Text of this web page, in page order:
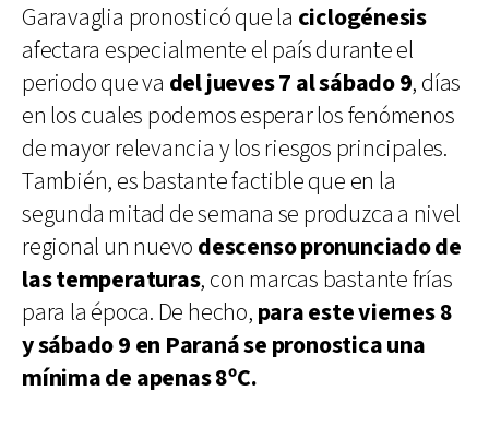
Garavaglia pronosticó que la ciclogénesis
afectara especialmente el país durante el
periodo que va del jueves 7 al sábado 9, días
en los cuales podemos esperar los fenómenos
de mayor relevancia y los riesgos principales.
También, es bastante factible que en la
segunda mitad de semana se produzca a nivel
regional un nuevo descenso pronunciado de
las temperaturas, con marcas bastante frías
para la época. De hecho, para este viernes 8
y sábado 9 en Paraná se pronostica una
mínima de apenas 8ºC.